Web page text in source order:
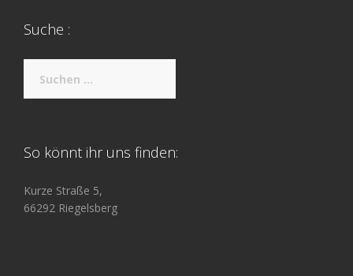
Suche :
nach:
So könnt ihr uns finden:
Kurze Straße 5,
66292 Riegelsberg